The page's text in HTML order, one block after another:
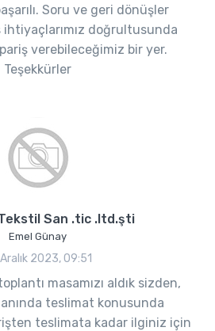
Soru ve geri dönüşler
ihtiyaçlarımız doğrultusunda
verebileceğimiz bir yer.
Teşekkürler
San .tic .ltd.şti
Emel Günay
2023, 09:51
masamızı aldık sizden,
teslimat konusunda
teslimata kadar ilginiz için